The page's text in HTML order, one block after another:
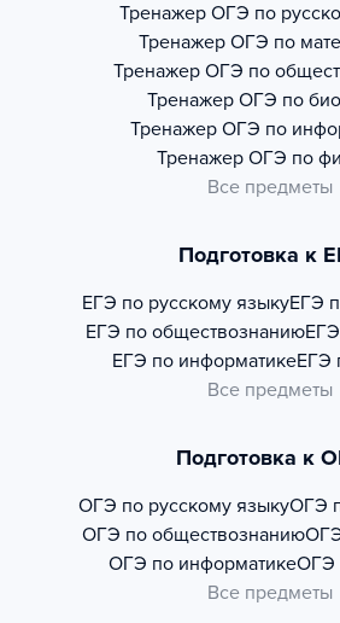
Тренажер ОГЭ по
Тренажер ОГЭ по
Тренажер ОГЭ по
Тренажер ОГЭ по
Тренажер ОГЭ по
Тренажер ОГЭ по
Все предметы
Подготовка к
ЕГЭ по русскому языкуЕГЭ
ЕГЭ по обществознанию
ЕГЭ по информатикеЕГЭ
Все предметы
Подготовка к
ОГЭ по русскому языкуОГЭ
ОГЭ по обществознанию
ОГЭ по информатикеОГЭ
Все предметы